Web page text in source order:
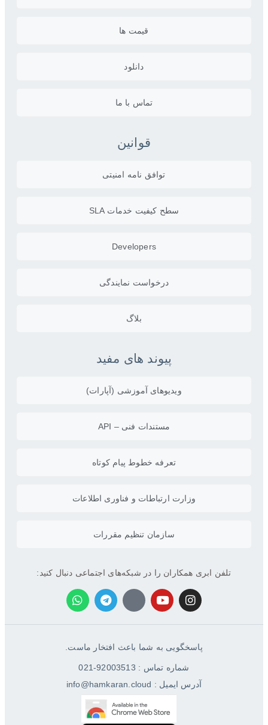
قیمت ها
دانلود
تماس با ما
قوانین
توافق نامه امنیتی
سطح کیفیت خدمات SLA
Developers
درخواست نمایندگی
بلاگ
پیوند های مفید
ویدیو‌های آموزشی (آپارات)
مستندات فنی – API
تعرفه خطوط پیام کوتاه
وزارت ارتباطات و فناوری اطلاعات
سازمان تنظیم مقررات
تلفن ابری همکاران را در شبکه‌های اجتماعی دنبال کنید:
پاسخگویی به شما باعث افتخار ماست.
شماره تماس : 92003513-021
آدرس ایمیل : info@hamkaran.cloud